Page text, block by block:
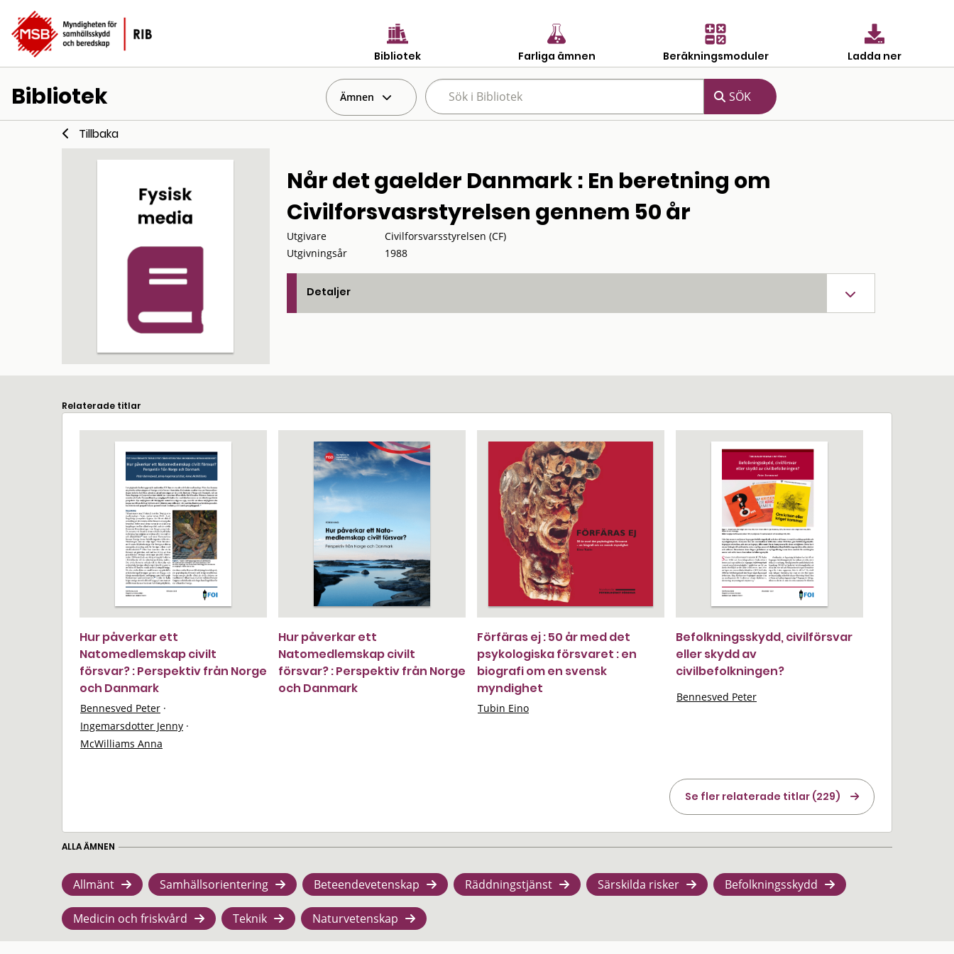
Bibliotek Farliga ämnen Beräkningsmoduler Ladda ner
Bibliotek Ämnen
Tillbaka
Når det gaelder Danmark : En beretning om
Civilforsvasrstyrelsen gennem 50 år
Utgivare
Civilforsvarsstyrelsen (CF)
Utgivningsår
1988
Detaljer
Relaterade titlar
Hur påverkar ett
Natomedlemskap civilt
försvar? : Perspektiv från Norge
och Danmark
Bennesved Peter ·
Ingemarsdotter Jenny ·
McWilliams Anna
Hur påverkar ett
Natomedlemskap civilt
försvar? : Perspektiv från Norge
och Danmark
Förfäras ej : 50 år med det
psykologiska försvaret : en
biografi om en svensk
myndighet
Tubin Eino
Befolkningsskydd, civilförsvar
eller skydd av
civilbefolkningen?
Bennesved Peter
Se fler relaterade titlar (229)
ALLA ÄMNEN
Allmänt Samhällsorientering Beteendevetenskap Räddningstjänst Särskilda risker Befolkningsskydd
Medicin och friskvård Teknik Naturvetenskap